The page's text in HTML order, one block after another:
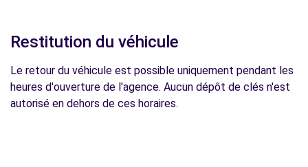
Restitution du véhicule
Le retour du véhicule est possible uniquement pendant les
heures d'ouverture de l'agence. Aucun dépôt de clés n'est
autorisé en dehors de ces horaires.